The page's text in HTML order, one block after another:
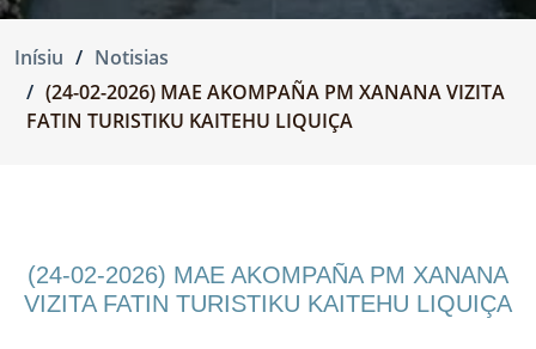
Inísiu
Notisias
(24-02-2026) MAE AKOMPAÑA PM XANANA VIZITA
FATIN TURISTIKU KAITEHU LIQUIÇA
(24-02-2026) MAE AKOMPAÑA PM XANANA
VIZITA FATIN TURISTIKU KAITEHU LIQUIÇA